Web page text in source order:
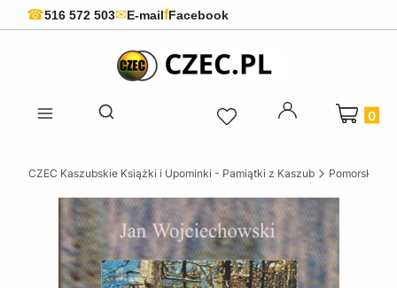
☎516 572 503✉E-mailfFacebook
Otwórz wyszukiwarkę
Produkty
CZEC Kaszubskie Książki i Upominki - Pamiątki z Kaszub Pomorskie